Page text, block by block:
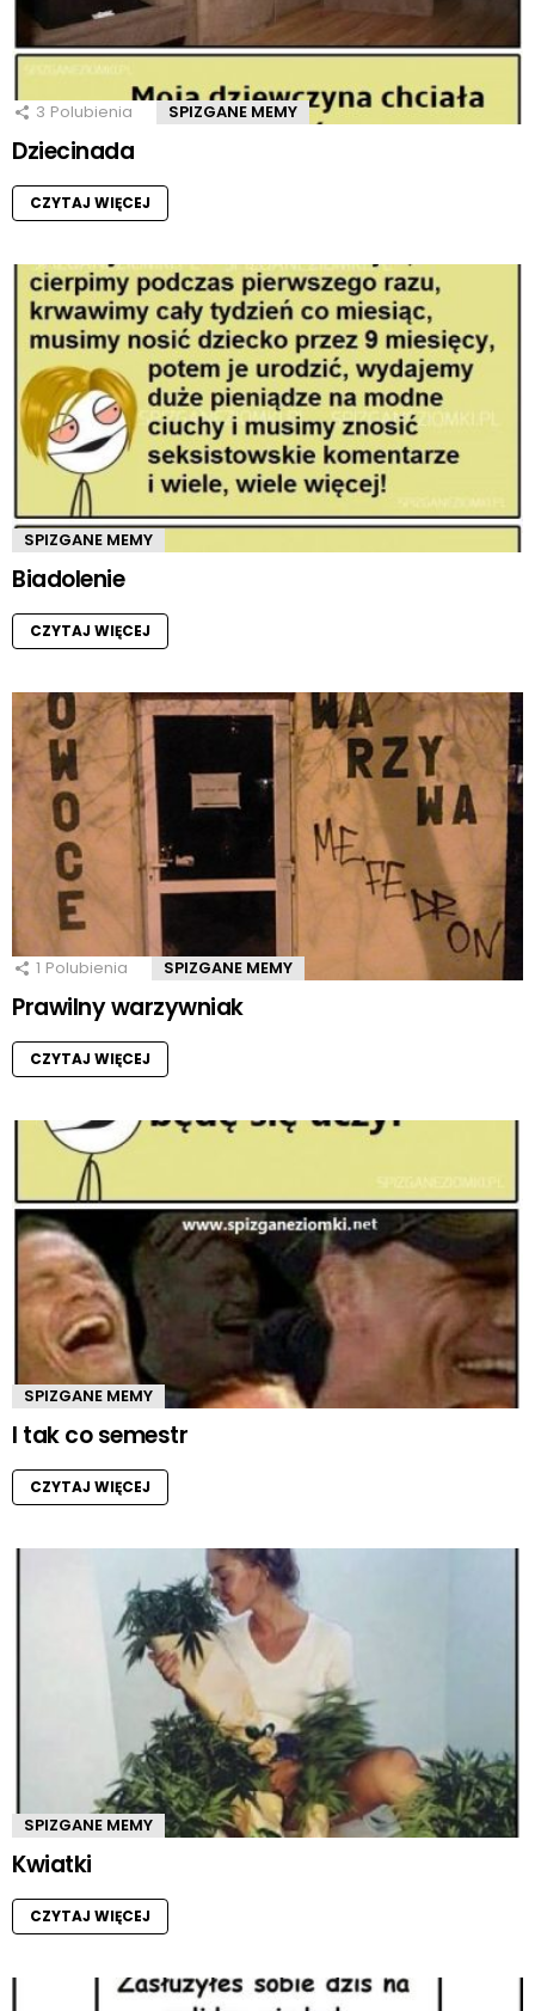
3 Polubienia SPIZGANE MEMY
Dziecinada
CZYTAJ WIĘCEJ
SPIZGANE MEMY
Biadolenie
CZYTAJ WIĘCEJ
1 Polubienia SPIZGANE MEMY
Prawilny warzywniak
CZYTAJ WIĘCEJ
SPIZGANE MEMY
I tak co semestr
CZYTAJ WIĘCEJ
SPIZGANE MEMY
Kwiatki
CZYTAJ WIĘCEJ